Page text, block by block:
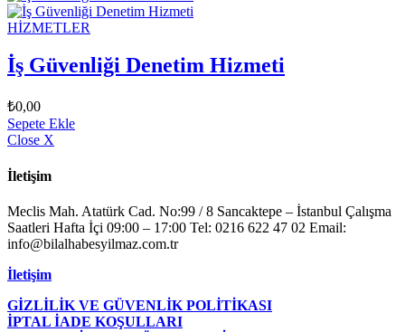
HİZMETLER
İş Güvenliği Denetim Hizmeti
₺0,00
Sepete Ekle
Close X
İletişim
Meclis Mah. Atatürk Cad. No:99 / 8 Sancaktepe – İstanbul Çalışma
Saatleri Hafta İçi 09:00 – 17:00 Tel: 0216 622 47 02 Email:
info@bilalhabesyilmaz.com.tr
İletişim
GİZLİLİK VE GÜVENLİK POLİTİKASI
İPTAL İADE KOŞULLARI